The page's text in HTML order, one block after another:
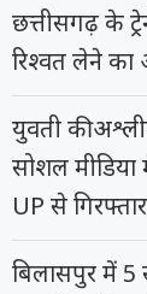
छत्तीसगढ़ के
रिश्वत लेने का
युवती की
सोशल
UP से गिरफ्तार
बिलासपुर में 5